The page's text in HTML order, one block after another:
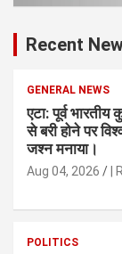
Recent
GENERAL NEWS
एटा: पूर्व
से बरी होने पर
जश्न मनाया।
Aug 04, 2026
POLITICS